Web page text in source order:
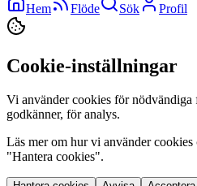
Hem Flöde Sök Profil
Cookie-inställningar
Vi använder cookies för
godkänner, för analys.
Läs mer om hur vi använder cookies
"Hantera cookies".